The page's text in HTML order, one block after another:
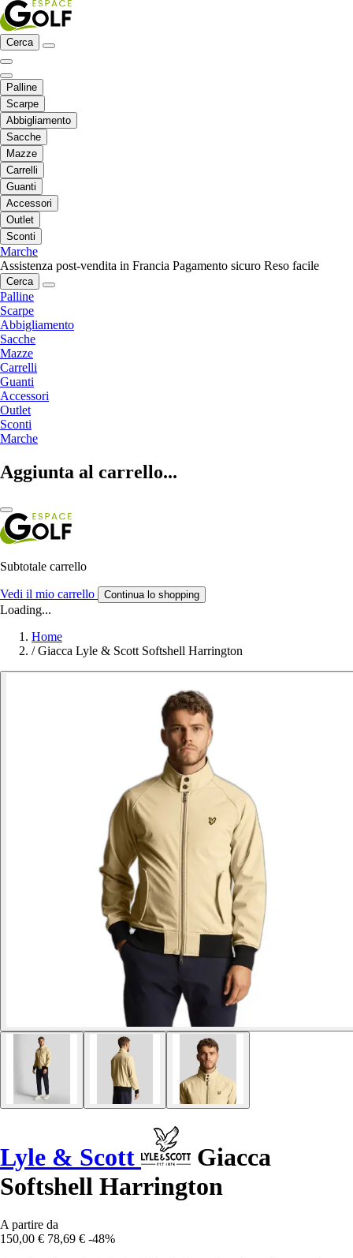
Cerca
Palline
Scarpe
Abbigliamento
Sacche
Mazze
Carrelli
Guanti
Accessori
Outlet
Sconti
Marche
Assistenza post-vendita in Francia Pagamento sicuro Reso facile
Cerca
Palline
Scarpe
Abbigliamento
Sacche
Mazze
Carrelli
Guanti
Accessori
Outlet
Sconti
Marche
Aggiunta al carrello...
Subtotale carrello
Vedi il mio carrello Continua lo shopping
Loading...
Home
/ Giacca Lyle & Scott Softshell Harrington
Lyle & Scott
Giacca
Softshell Harrington
A partire da
150,00 € 78,69 € -48%